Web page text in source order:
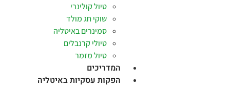
טיול קולינרי
שוקי חג מולד
סמינרים באיטליה
טיולי קרנבלים
טיול מזמר
המדריכים
הפקות עסקיות באיטליה